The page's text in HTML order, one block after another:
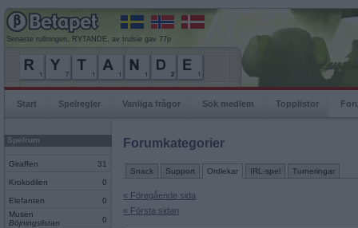
Senaste rullningen, RYTANDE, av trulsie gav 77p
Start Spelregler Vanliga frågor Sök medlem Topplistor
Spelrum
Giraffen 31
Krokodilen 0
Elefanten
0
Musen
Böjningslistan
0
Forumkategorier
Snack Support Ordlekar IRL-spel Turneringar
« Föregående sida
« Första sidan